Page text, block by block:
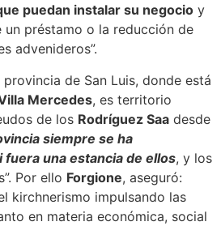
puedan instalar su negocio y
un préstamo o la reducción de
advenideros”.
de San Luis, donde está
Mercedes, es territorio
de los Rodríguez Saa desde
siempre se ha
una estancia de ellos, y los
Por ello Forgione, aseguró:
kirchnerismo impulsando las
en materia económica, social